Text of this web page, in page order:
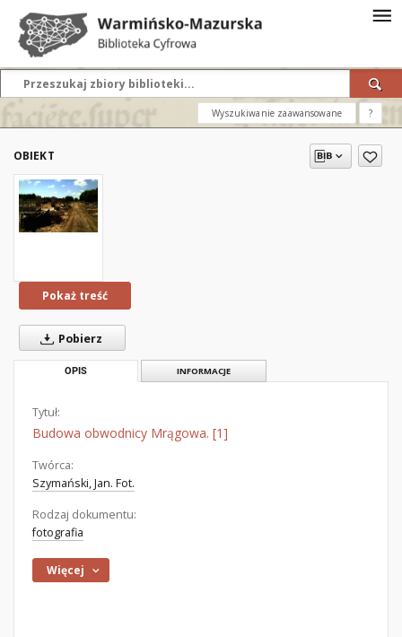
Wyszukiwanie zaawansowane ?
OBIEKT
Pokaż treść
Pobierz
OPIS INFORMACJE
Tytuł:
Budowa obwodnicy Mrągowa. [1]
Twórca:
Szymański, Jan. Fot.
Rodzaj dokumentu:
fotografia
Więcej